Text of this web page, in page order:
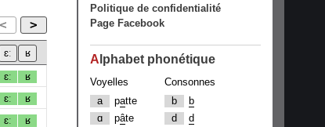
ɛː ʁ
ɛː ʁ
ɛː ʁ
Politique de confidentialité
Page Facebook
A lphabet phonétique
Voyelles
a
patte
ɑ
pâte
Consonnes
b
b
d
d